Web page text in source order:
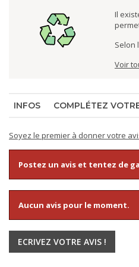
Il
Selon
Voir
INFOS COMPLÉTEZ
Soyez le premier à donner votre
Postez un avis et tentez de
Aucun avis pour le moment.
ECRIVEZ VOTRE AVIS !